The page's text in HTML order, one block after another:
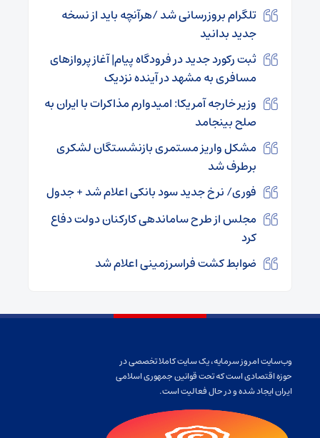
تلگرام بروزرسانی شد /هرآنچه باید از نسخه
جدید بدانید
ثبت رکورد جدید در فرودگاه پیام| آغاز پروازهای
مسافری به مشهد در آینده نزدیک
وزیر خارجه آمریکا: امیدوارم مذاکرات با ایران به
صلح بینجامد
مشکل واریز مستمری بازنشستگان لشکری
برطرف شد
فوری/ نرخ جدید سود بانکی اعلام شد + جدول
مجلس از طرح ساماندهی کارکنان دولت دفاع
کرد
ضوابط کشت فراسرزمینی اعلام شد
وب‌سایت امروز سرمایه، یک سایت کاملا تخصصی در
حوزه اقتصادی است که تحت قوانین جمهوری اسلامی
ایران ایجاد شده و در حال فعالیت است.